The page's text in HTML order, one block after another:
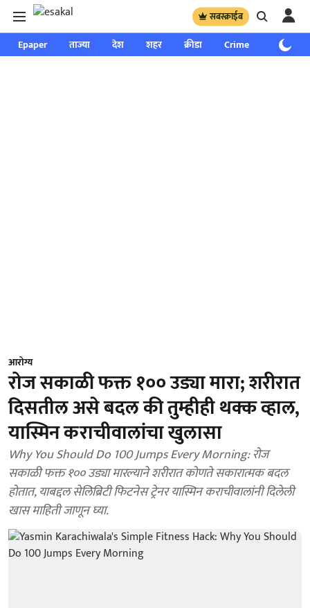
सबस्क्राईब
Epaper ताज्या देश शहर क्रीडा Crime साप्ताहिक
आरोग्य
रोज सकाळी फक्त १०० उड्या मारा; शरीरात
दिसतील असे बदल की तुम्हीही थक्क व्हाल,
यास्मिन कराचीवालांचा खुलासा
Why You Should Do 100 Jumps Every Morning: रोज
सकाळी फक्त १०० उड्या मारल्याने शरीरात कोणते सकारात्मक बदल
होतात, याबद्दल सेलिब्रिटी फिटनेस ट्रेनर यास्मिन कराचीवालांनी दिलेली
खास माहिती जाणून घ्या.